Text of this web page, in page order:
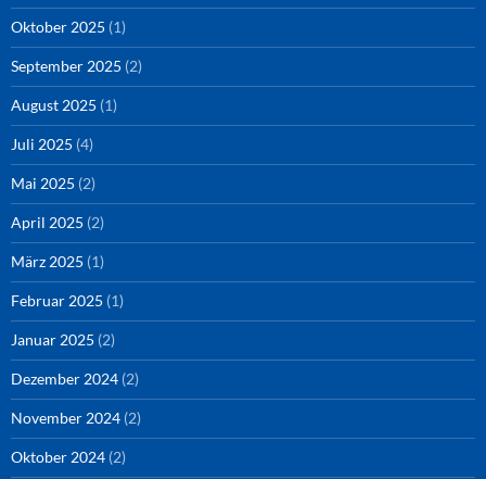
Oktober 2025 (1)
September 2025 (2)
August 2025 (1)
Juli 2025 (4)
Mai 2025 (2)
April 2025 (2)
März 2025 (1)
Februar 2025 (1)
Januar 2025 (2)
Dezember 2024 (2)
November 2024 (2)
Oktober 2024 (2)